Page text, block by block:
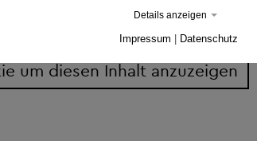
um diesen Inhalt anzuzeigen
Details anzeigen
Impressum Datenschutz